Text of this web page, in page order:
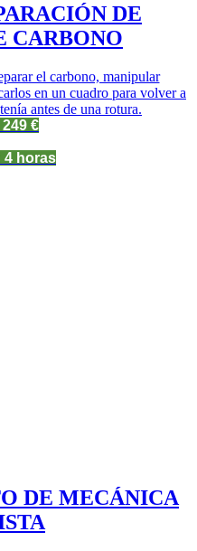
DE
CARBONO
el carbono, manipular
en un cuadro para volver a
antes de una rotura.
€
4 horas
DE MECÁNICA